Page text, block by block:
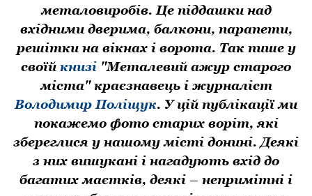
металoвирoбів. Це піддашки над
вхідними дверима, балкони, парапети,
решітки на вікнах і ворота. Так пише у
своїй книзі "Металевий ажур старого
міста" краєзнавець і журналіст
Володимир Поліщук. У цій публікації ми
покажемо фото старих воріт, які
збереглися у нашому місті донині. Деякі
з них вишукані і нагадують вхід до
багатих маєтків, деякі – непримітні і